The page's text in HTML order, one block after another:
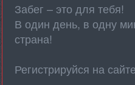
Забег – это для тебя!
В один день, в одну
страна!
Регистрируйся на